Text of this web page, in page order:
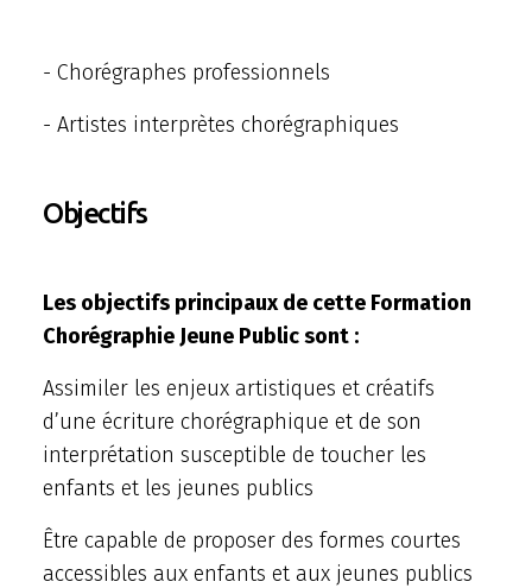
- Chorégraphes professionnels
- Artistes interprètes chorégraphiques
Objectifs
Les objectifs principaux de cette Formation
Chorégraphie Jeune Public sont :
Assimiler les enjeux artistiques et créatifs
d’une écriture chorégraphique et de son
interprétation susceptible de toucher les
enfants et les jeunes publics
Être capable de proposer des formes courtes
accessibles aux enfants et aux jeunes publics